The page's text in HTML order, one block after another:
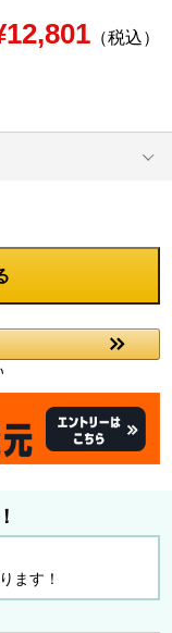
（税込）
ます！